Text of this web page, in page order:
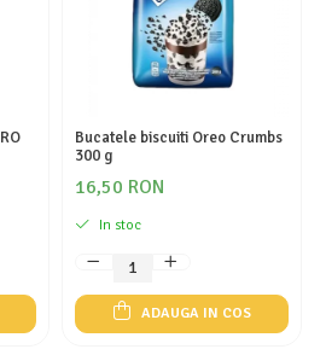
Bucatele biscuiti Oreo Crumbs
300 g
16,50 RON
In stoc
ADAUGA IN COS